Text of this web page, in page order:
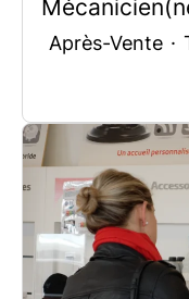
Après-Vente ·